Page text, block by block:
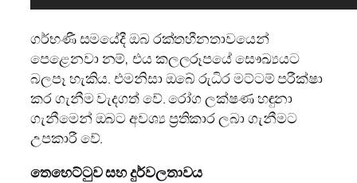
ගර්භණී සමයේදී ඔබ රක්තහීනතාවයෙන්
පෙළෙනවා නම්, එය කලලරූපයේ සෞඛ්‍යයට
බලපෑ හැකිය. එමනිසා ඔබේ රුධිර මට්ටම් පරීක්ෂා
කර ගැනීම වැදගත් වේ. රෝග ලක්ෂණ හඳුනා
ගැනීමෙන් ඔබට අවශ්‍ය ප්‍රතිකාර ලබා ගැනීමට
උපකාරී වේ.
තෙහෙට්ටුව සහ දුර්වලතාවය